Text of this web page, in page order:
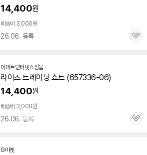
14,400원
배송비 3,000원
26.06. 등록
관
이마트인터넷쇼핑몰
라이즈 트레이닝 쇼트 (657336-06)
14,400원
배송비 3,000원
26.06. 등록
관
G마켓